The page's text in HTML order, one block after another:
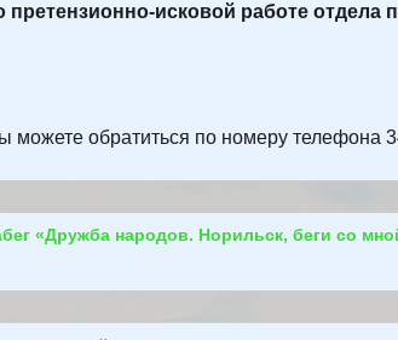
исковой работе отдела
обратиться по номеру телефона
«Дружба народов. Норильск, беги со